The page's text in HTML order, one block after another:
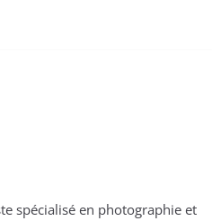
spécialisé en photographie et